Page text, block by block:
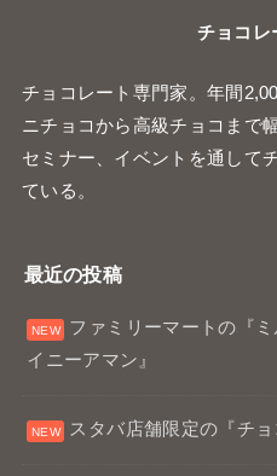
チョコレ
チョコレート専門家。年間
ニチョコから高級チョコまで
セミナー、イベントを通して
ている。
最近の投稿
ファミリーマートの『
イニーアマン』
スタバ店舗限定の『チ